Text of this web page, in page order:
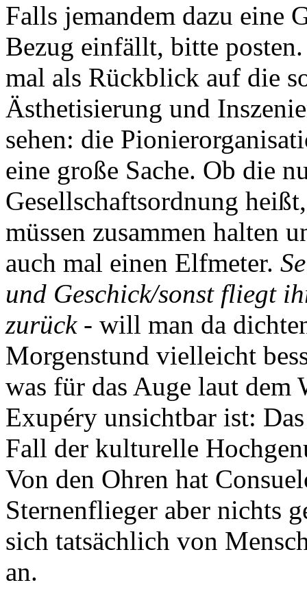
Falls jemandem dazu eine
Bezug einfällt, bitte
mal als Rückblick auf die
Ästhetisierung und
sehen: die
eine große Sache. Ob die
Gesellschaftsordnung
müssen zusammen halten
auch mal einen Elfmeter.
und Geschick/sonst fliegt
zurück- will man da
Morgenstund vielleicht
was für das Auge laut
Exupéry unsichtbar ist:
Fall der kulturelle
Von den Ohren hat
Sternenflieger aber nichts
sich tatsächlich von
an.